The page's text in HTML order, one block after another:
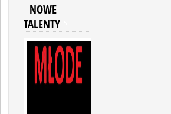
NOWE
TALENTY